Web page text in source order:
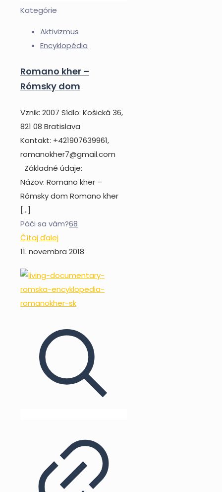
Kategórie
Aktivizmus
Encyklopédia
Romano kher –
Rómsky dom
Vznik: 2007 Sídlo: Košická 36,
821 08 Bratislava
Kontakt: +421907639961,
romanokher7@gmail.com
Základné údaje:
Názov: Romano kher –
Rómsky dom Romano kher
[…]
Páči sa vám?68
Čítaj ďalej
11. novembra 2018